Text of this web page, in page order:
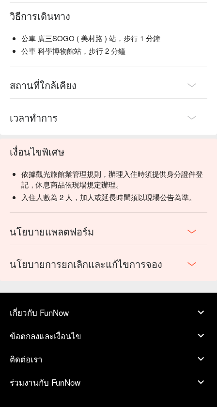
วิธีการเดินทาง
公車 廣三SOGO ( 美村路 ) 站，步行 1 分鐘
公車 科學博物館站，步行 2 分鐘
สถานที่ใกล้เคียง
เวลาทำการ
เงื่อนไขพิเศษ
依據觀光旅館業管理規則，辦理入住時須提供身分證件登
記，休息商品依現場規定辦理。
入住人數為 2 人，加人或延長時間須以現場公告為準。
นโยบายแพลตฟอร์ม
นโยบายการยกเลิกและแก้ไขการจอง
เกี่ยวกับ FunNow
ข้อตกลงและเงื่อนไข
ติดต่อเรา
ร่วมงานกับ FunNow